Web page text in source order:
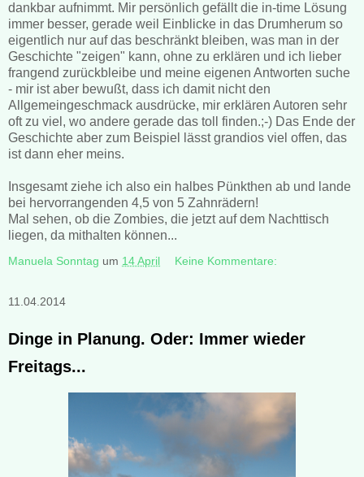
dankbar aufnimmt. Mir persönlich gefällt die in-time Lösung
immer besser, gerade weil Einblicke in das Drumherum so
eigentlich nur auf das beschränkt bleiben, was man in der
Geschichte "zeigen" kann, ohne zu erklären und ich lieber
frangend zurückbleibe und meine eigenen Antworten suche
- mir ist aber bewußt, dass ich damit nicht den
Allgemeingeschmack ausdrücke, mir erklären Autoren sehr
oft zu viel, wo andere gerade das toll finden.;-) Das Ende der
Geschichte aber zum Beispiel lässt grandios viel offen, das
ist dann eher meins.
Insgesamt ziehe ich also ein halbes Pünkthen ab und lande
bei hervorrangenden 4,5 von 5 Zahnrädern!
Mal sehen, ob die Zombies, die jetzt auf dem Nachttisch
liegen, da mithalten können...
Manuela Sonntag um 14 April Keine Kommentare:
11.04.2014
Dinge in Planung. Oder: Immer wieder
Freitags...